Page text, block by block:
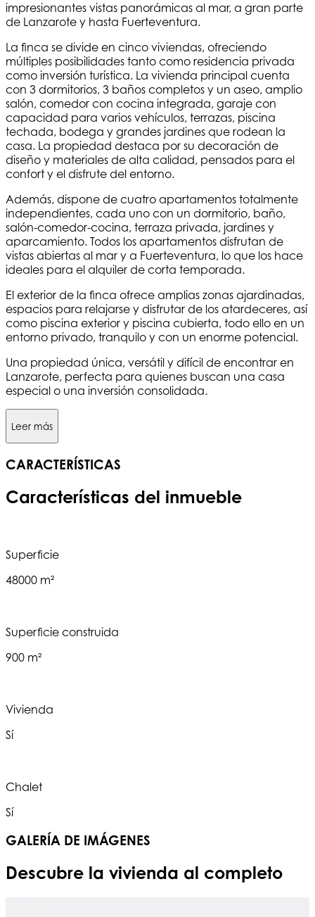
impresionantes vistas panorámicas al mar, a gran parte
de Lanzarote y hasta Fuerteventura.
La finca se divide en cinco viviendas, ofreciendo
múltiples posibilidades tanto como residencia privada
como inversión turística. La vivienda principal cuenta
con 3 dormitorios, 3 baños completos y un aseo, amplio
salón, comedor con cocina integrada, garaje con
capacidad para varios vehículos, terrazas, piscina
techada, bodega y grandes jardines que rodean la
casa. La propiedad destaca por su decoración de
diseño y materiales de alta calidad, pensados para el
confort y el disfrute del entorno.
Además, dispone de cuatro apartamentos totalmente
independientes, cada uno con un dormitorio, baño,
salón-comedor-cocina, terraza privada, jardines y
aparcamiento. Todos los apartamentos disfrutan de
vistas abiertas al mar y a Fuerteventura, lo que los hace
ideales para el alquiler de corta temporada.
El exterior de la finca ofrece amplias zonas ajardinadas,
espacios para relajarse y disfrutar de los atardeceres, así
como piscina exterior y piscina cubierta, todo ello en un
entorno privado, tranquilo y con un enorme potencial.
Una propiedad única, versátil y difícil de encontrar en
Lanzarote, perfecta para quienes buscan una casa
especial o una inversión consolidada.
Leer más
CARACTERÍSTICAS
Características del inmueble
Superficie
48000 m²
Superficie construida
900 m²
Vivienda
Sí
Chalet
Sí
GALERÍA DE IMÁGENES
Descubre la vivienda al completo